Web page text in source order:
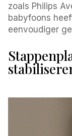
zoals Philips
babyfoons
eenvoudiger